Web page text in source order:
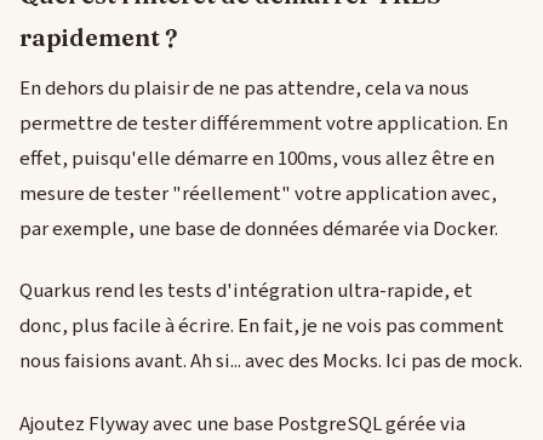
rapidement ?
En dehors du plaisir de ne pas attendre, cela va nous
permettre de tester différemment votre application. En
effet, puisqu'elle démarre en 100ms, vous allez être en
mesure de tester "réellement" votre application avec,
par exemple, une base de données démarée via Docker.
Quarkus rend les tests d'intégration ultra-rapide, et
donc, plus facile à écrire. En fait, je ne vois pas comment
nous faisions avant. Ah si... avec des Mocks. Ici pas de mock.
Ajoutez Flyway avec une base PostgreSQL gérée via